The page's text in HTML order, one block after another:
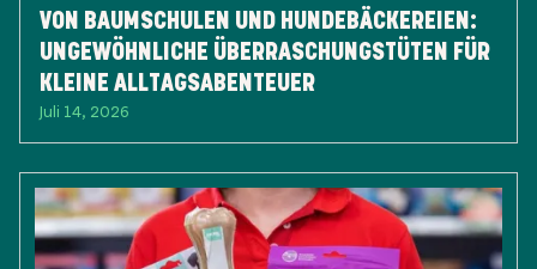
VON BAUMSCHULEN UND HUNDEBÄCKEREIEN:
UNGEWÖHNLICHE ÜBERRASCHUNGSTÜTEN FÜR
KLEINE ALLTAGSABENTEUER
Juli 14, 2026